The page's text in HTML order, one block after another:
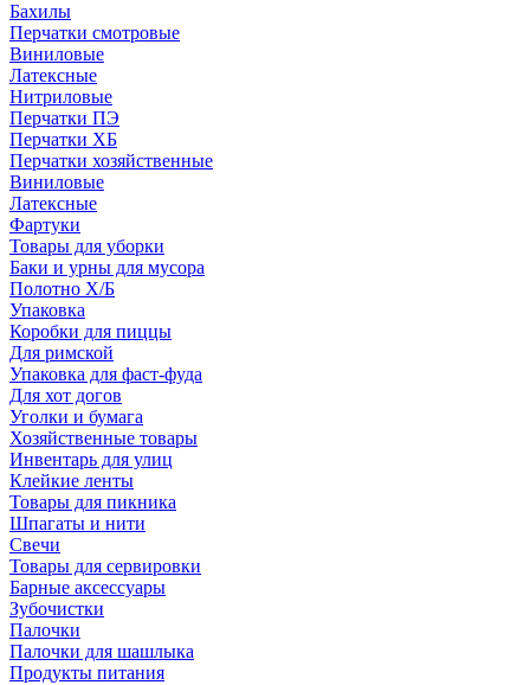
Бахилы
Перчатки смотровые
Виниловые
Латексные
Нитриловые
Перчатки ПЭ
Перчатки ХБ
Перчатки хозяйственные
Виниловые
Латексные
Фартуки
Товары для уборки
Баки и урны для мусора
Полотно Х/Б
Упаковка
Коробки для пиццы
Для римской
Упаковка для фаст-фуда
Для хот догов
Уголки и бумага
Хозяйственные товары
Инвентарь для улиц
Клейкие ленты
Товары для пикника
Шпагаты и нити
Свечи
Товары для сервировки
Барные аксессуары
Зубочистки
Палочки
Палочки для шашлыка
Продукты питания